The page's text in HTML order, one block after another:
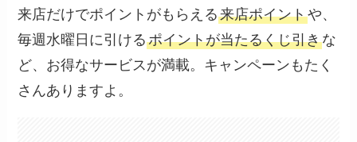
来店だけでポイントがもらえる来店ポイントや、
毎週水曜日に引けるポイントが当たるくじ引きな
ど、お得なサービスが満載。キャンペーンもたく
さんありますよ。